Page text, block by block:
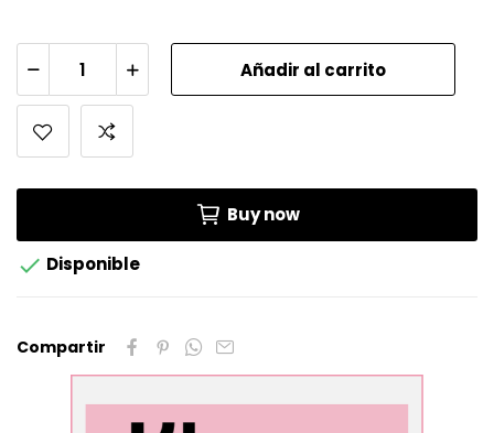
Añadir al carrito
Buy now
 Disponible
Compartir